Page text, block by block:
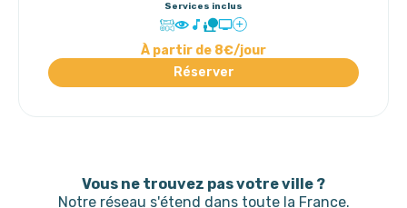
Services inclus
À partir de 8€/jour
Réserver
Vous ne trouvez pas votre ville ?
Notre réseau s'étend dans toute la France.